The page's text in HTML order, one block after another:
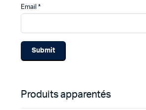
Email *
Produits apparentés